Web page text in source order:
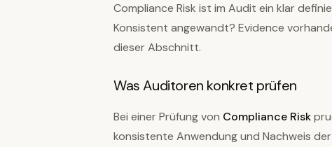
Compliance Risk ist im Audit ein klar
Konsistent angewandt? Evidence
dieser Abschnitt.
Was Auditoren konkret prüfen
Bei einer Prüfung von Compliance Risk
konsistente Anwendung und Nachweis